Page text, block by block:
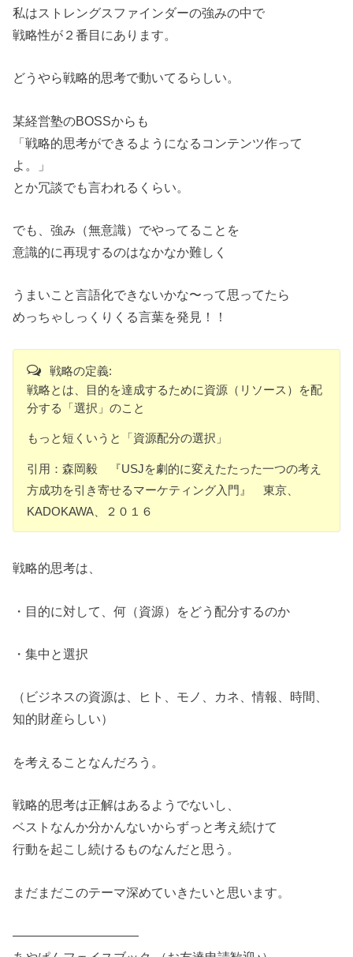
私はストレングスファインダーの強みの中で
戦略性が２番目にあります。
どうやら戦略的思考で動いてるらしい。
某経営塾のBOSSからも
「戦略的思考ができるようになるコンテンツ作って
よ。」
とか冗談でも言われるくらい。
でも、強み（無意識）でやってることを
意識的に再現するのはなかなか難しく
うまいこと言語化できないかな〜って思ってたら
めっちゃしっくりくる言葉を発見！！
戦略の定義:
戦略とは、目的を達成するために資源（リソース）を配
分する「選択」のこと
もっと短くいうと「資源配分の選択」
引用：森岡毅 『USJを劇的に変えたたった一つの考え
方成功を引き寄せるマーケティング入門』 東京、
KADOKAWA、２０１６
戦略的思考は、
・目的に対して、何（資源）をどう配分するのか
・集中と選択
（ビジネスの資源は、ヒト、モノ、カネ、情報、時間、
知的財産らしい）
を考えることなんだろう。
戦略的思考は正解はあるようでないし、
ベストなんか分かんないからずっと考え続けて
行動を起こし続けるものなんだと思う。
まだまだこのテーマ深めていきたいと思います。
——————————